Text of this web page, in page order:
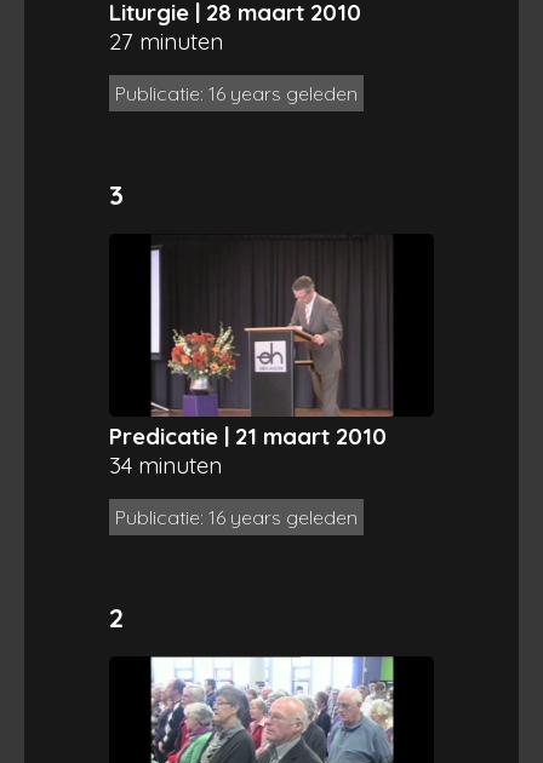
Liturgie | 28 maart 2010
27 minuten
Publicatie: 16 years geleden
3
Predicatie | 21 maart 2010
34 minuten
Publicatie: 16 years geleden
2